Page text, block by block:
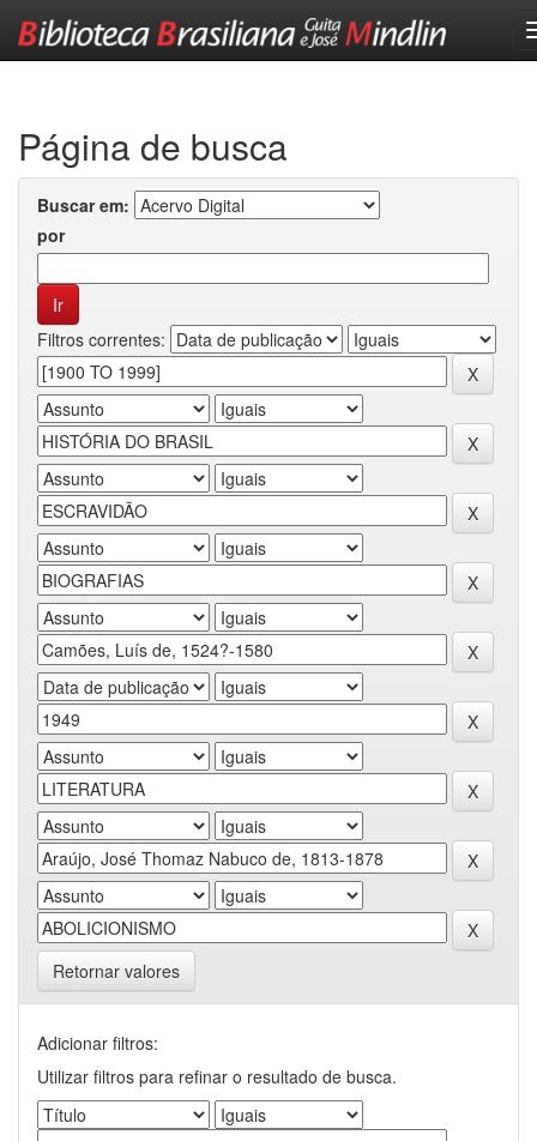
Página de busca
Buscar em:
por
Filtros correntes:
Retornar valores
Adicionar filtros:
Utilizar filtros para refinar o resultado de busca.